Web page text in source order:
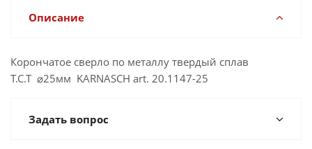
Описание
Корончатое сверло по металлу твердый сплав
Т.С.Т ⌀25мм KARNASCH art. 20.1147-25
Задать вопрос